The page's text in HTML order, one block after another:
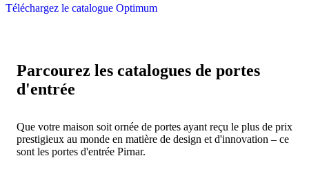
Téléchargez le catalogue Optimum
Parcourez les catalogues de portes
d'entrée
Que votre maison soit ornée de portes ayant reçu le plus de prix
prestigieux au monde en matière de design et d'innovation – ce
sont les portes d'entrée Pirnar.